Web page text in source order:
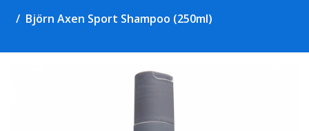
Björn Axen Sport Shampoo (250ml)